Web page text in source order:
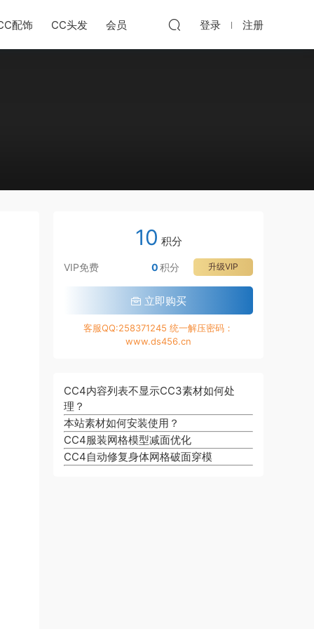
配饰 CC头发 会员 登录 注册
10 积分
VIP免费 升级VIP
0积分
立即购买
客服QQ:258371245 统一解压密码：
www.ds456.cn
CC4内容列表不显示CC3素材如何处
理？
本站素材如何安装使用？
CC4服装网格模型减面优化
CC4自动修复身体网格破面穿模